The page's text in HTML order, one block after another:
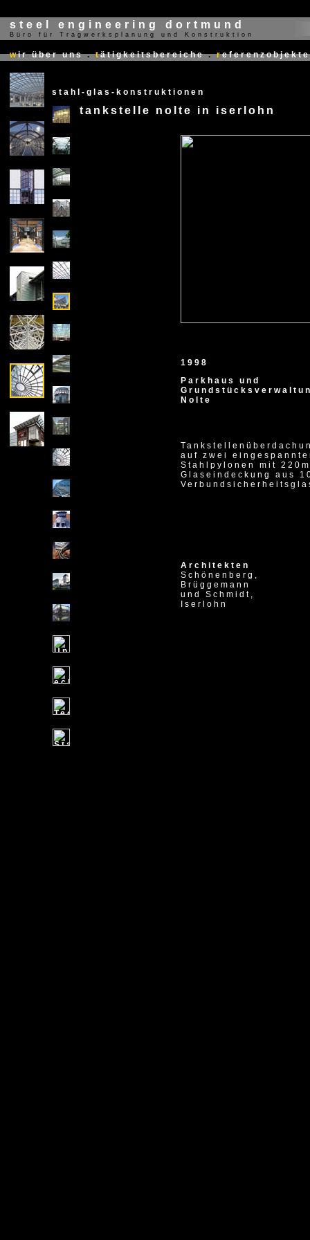
steel engineering dortmund
Büro für Tragwerksplanung und Konstruktion
wir über uns . tätigkeitsbereiche . referenzobjekte
stahl-glas-konstruktionen
X
tankstelle nolte in iserlohn
1998
Parkhaus und
Nolte
auf zwei
Stahlpylonen mit
Glaseindeckung aus
Architekten
Schönenberg,
Brüggemann
und Schmidt,
Iserlohn